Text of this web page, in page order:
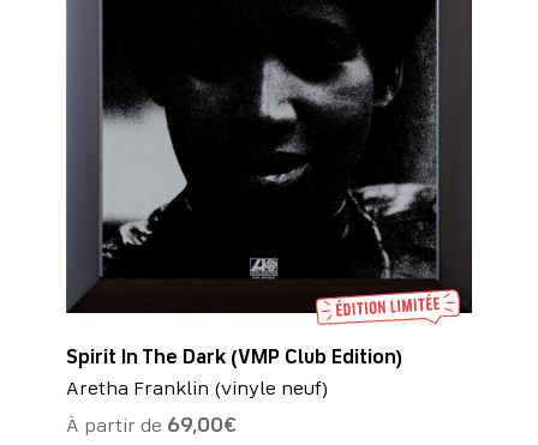
Spirit In The Dark (VMP Club Edition)
Aretha Franklin (vinyle neuf)
À partir de 69,00€